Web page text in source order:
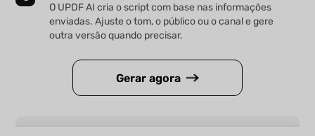
O UPDF AI cria o script com base nas informações
enviadas. Ajuste o tom, o público ou o canal e gere
outra versão quando precisar.
Gerar agora